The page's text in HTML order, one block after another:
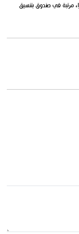
مرتبة في صندوق بتنسيق